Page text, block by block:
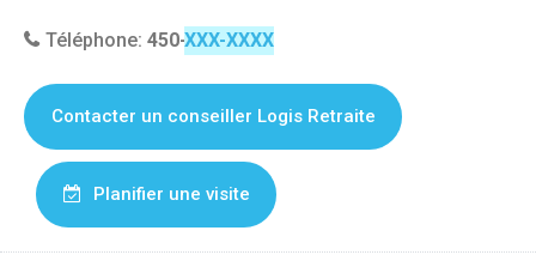
Téléphone: 450-834-3731
Contacter un conseiller Logis Retraite
Planifier une visite